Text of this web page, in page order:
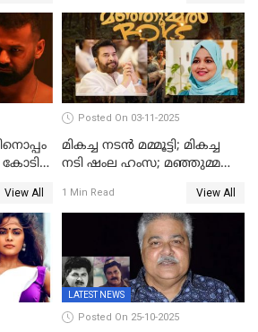
കോടി
View All
Posted On 03-11-2025
മികച്ച നടൻ മമ്മൂട്ടി; മികച്ച
നടി ഷംല ഹംസ; മഞ്ഞുമ്മൽ
1 Min Read View All
LATEST NEWS
Posted On 25-10-2025